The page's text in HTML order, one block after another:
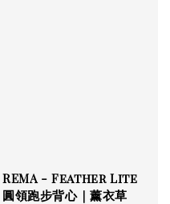
REMA - Feather Lite
圓領跑步背心｜薰衣草